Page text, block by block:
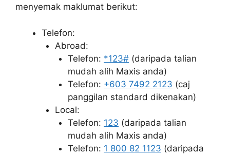
menyemak maklumat berikut:
Telefon:
Abroad:
Telefon: *123# (daripada talian
mudah alih Maxis anda)
Telefon: +603 7492 2123 (caj
panggilan standard dikenakan)
Local:
Telefon: 123 (daripada talian
mudah alih Maxis anda)
Telefon: 1 800 82 1123 (daripada